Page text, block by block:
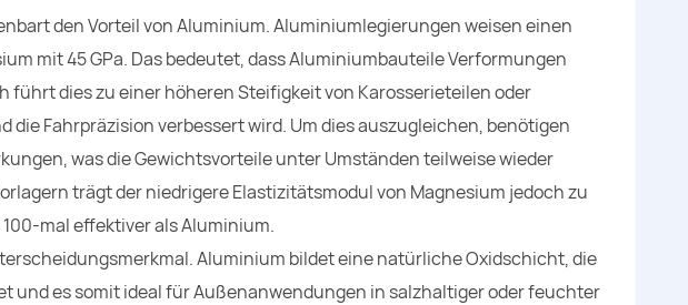
den Vorteil von Aluminium. Aluminiumlegierungen weisen einen
mit 45 GPa. Das bedeutet, dass Aluminiumbauteile Verformungen
führt dies zu einer höheren Steifigkeit von Karosserieteilen oder
Fahrpräzision verbessert wird. Um dies auszugleichen, benötigen
was die Gewichtsvorteile unter Umständen teilweise wieder
trägt der niedrigere Elastizitätsmodul von Magnesium jedoch zu
mal effektiver als Aluminium.
Aluminium bildet eine natürliche Oxidschicht, die
und es somit ideal für Außenanwendungen in salzhaltiger oder feuchter